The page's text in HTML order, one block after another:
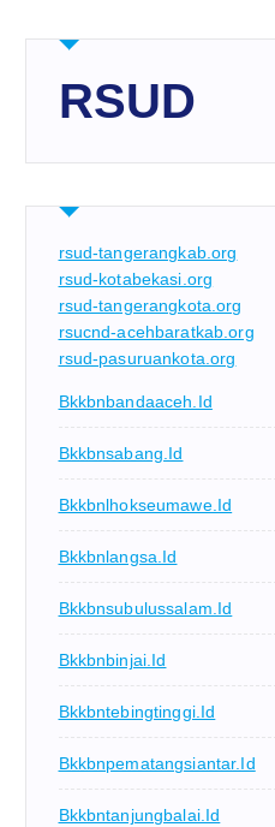
RSUD
rsud-tangerangkab.org
rsud-kotabekasi.org
rsud-tangerangkota.org
rsucnd-acehbaratkab.org
rsud-pasuruankota.org
Bkkbnbandaaceh.id
Bkkbnsabang.id
Bkkbnlhokseumawe.id
Bkkbnlangsa.id
Bkkbnsubulussalam.id
Bkkbnbinjai.id
Bkkbntebingtinggi.id
Bkkbnpematangsiantar.id
Bkkbntanjungbalai.id